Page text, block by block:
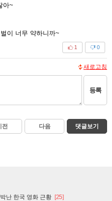
아~
이 너무 약하니까~
0
1
새로고침
등록
전 다음 댓글보기
난 한국 영화 근황 [25]